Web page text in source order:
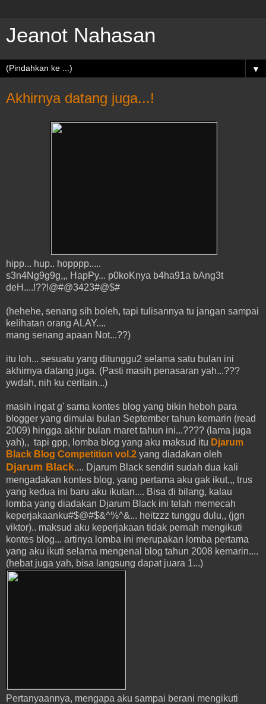
Jeanot Nahasan
▼
Akhirnya datang juga...!
hipp... hup.. hopppp.....
s3n4Ng9g9g,,, HapPy... p0koKnya b4ha91a bAng3t
deH....!??!@#@3423#@$#
(hehehe, senang sih boleh, tapi tulisannya tu jangan sampai
kelihatan orang ALAY....
mang senang apaan Not...??)
itu loh... sesuatu yang ditunggu2 selama satu bulan ini
akhirnya datang juga. (Pasti masih penasaran yah...???
ywdah, nih ku ceritain...)
masih ingat g' sama kontes blog yang bikin heboh para
blogger yang dimulai bulan September tahun kemarin (read
2009) hingga akhir bulan maret tahun ini...???? (lama juga
yah),, tapi gpp, lomba blog yang aku maksud itu Djarum
Black Blog Competition vol.2 yang diadakan oleh
Djarum Black.... Djarum Black sendiri sudah dua kali
mengadakan kontes blog, yang pertama aku gak ikut,,, trus
yang kedua ini baru aku ikutan.... Bisa di bilang, kalau
lomba yang diadakan Djarum Black ini telah memecah
keperjakaanku#$@#$&^%^&... heitzzz tunggu dulu,, (jgn
viktor).. maksud aku keperjakaan tidak pernah mengikuti
kontes blog... artinya lomba ini merupakan lomba pertama
yang aku ikuti selama mengenal blog tahun 2008 kemarin....
(hebat juga yah, bisa langsung dapat juara 1...)
Pertanyaannya, mengapa aku sampai berani mengikuti